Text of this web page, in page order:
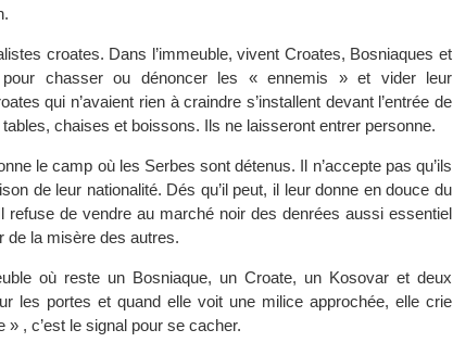
croates. Dans l’immeuble, vivent Croates, Bosniaques et
pour chasser ou dénoncer les « ennemis » et vider leur
qui n’avaient rien à craindre s’installent devant l’entrée de
chaises et boissons. Ils ne laisseront entrer personne.
le camp où les Serbes sont détenus. Il n’accepte pas qu’ils
de leur nationalité. Dés qu’il peut, il leur donne en douce du
refuse de vendre au marché noir des denrées aussi essentiel
de la misère des autres.
où reste un Bosniaque, un Croate, un Kosovar et deux
les portes et quand elle voit une milice approchée, elle crie
, c’est le signal pour se cacher.